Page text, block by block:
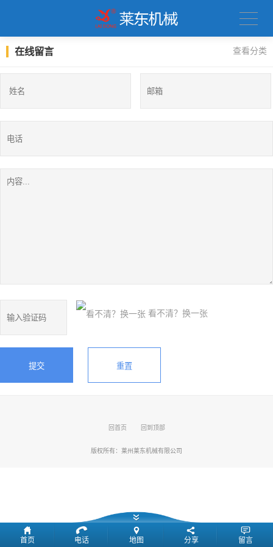
在线留言 查看分类
看不清？换一张
回首页 回到顶部
版权所有： 莱州莱东机械有限公司
首页 电话 地图 分享 留言